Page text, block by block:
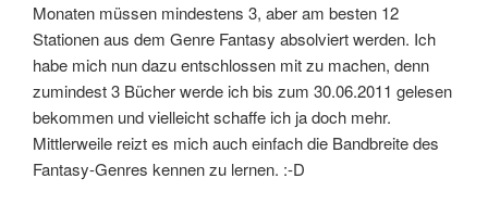
Monaten müssen mindestens 3, aber am besten 12
Stationen aus dem Genre Fantasy absolviert werden. Ich
habe mich nun dazu entschlossen mit zu machen, denn
zumindest 3 Bücher werde ich bis zum 30.06.2011 gelesen
bekommen und vielleicht schaffe ich ja doch mehr.
Mittlerweile reizt es mich auch einfach die Bandbreite des
Fantasy-Genres kennen zu lernen. :-D